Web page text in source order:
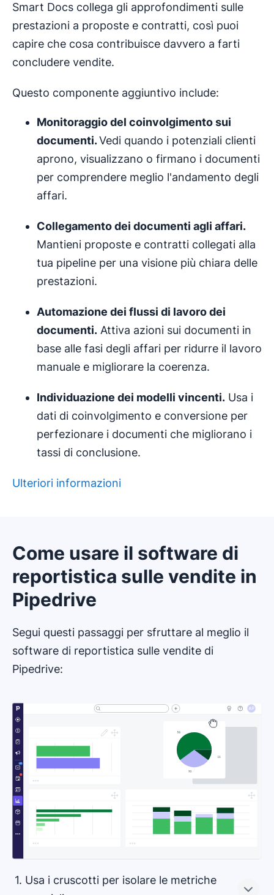
Smart Docs collega gli approfondimenti sulle
prestazioni a proposte e contratti, così puoi
capire che cosa contribuisce davvero a farti
concludere vendite.
Questo componente aggiuntivo include:
Monitoraggio del coinvolgimento sui
documenti.Vedi quando i potenziali clienti
aprono, visualizzano o firmano i documenti
per comprendere meglio l'andamento degli
affari.
Collegamento dei documenti agli affari.
Mantieni proposte e contratti collegati alla
tua pipeline per una visione più chiara delle
prestazioni.
Automazione dei flussi di lavoro dei
documenti. Attiva azioni sui documenti in
base alle fasi degli affari per ridurre il lavoro
manuale e migliorare la coerenza.
Individuazione dei modelli vincenti. Usa i
dati di coinvolgimento e conversione per
perfezionare i documenti che migliorano i
tassi di conclusione.
Ulteriori informazioni
Come usare il software di
reportistica sulle vendite in
Pipedrive
Segui questi passaggi per sfruttare al meglio il
software di reportistica sulle vendite di
Pipedrive:
1. Usa i cruscotti per isolare le metriche